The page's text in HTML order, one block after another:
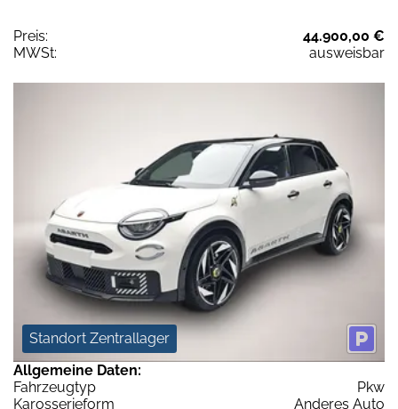
Preis:
44.900,00 €
MWSt:
ausweisbar
Standort Zentrallager
Allgemeine Daten:
Fahrzeugtyp
Pkw
Karosserieform
Anderes Auto